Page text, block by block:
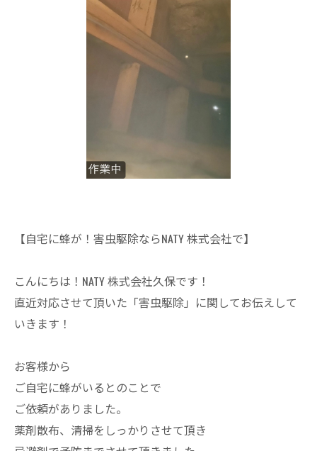
【自宅に蜂が！害虫駆除ならNATY 株式会社で】
こんにちは！NATY 株式会社久保です！
直近対応させて頂いた「害虫駆除」に関してお伝えして
いきます！
お客様から
ご自宅に蜂がいるとのことで
ご依頼がありました。
薬剤散布、清掃をしっかりさせて頂き